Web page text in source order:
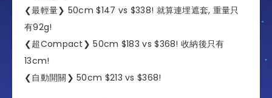
❮最輕量❯ 50cm $147 vs $338! 就算連埋遮套, 重量只
有92g!
❮超Compact❯ 50cm $183 vs $368! 收納後只有
13cm!
❮自動開關❯ 50cm $213 vs $368!